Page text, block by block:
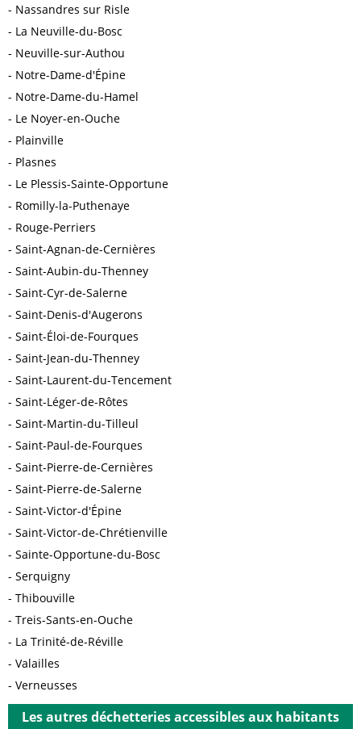
Nassandres sur Risle
La Neuville-du-Bosc
Neuville-sur-Authou
Notre-Dame-d'Épine
Notre-Dame-du-Hamel
Le Noyer-en-Ouche
Plainville
Plasnes
Le Plessis-Sainte-Opportune
Romilly-la-Puthenaye
Rouge-Perriers
Saint-Agnan-de-Cernières
Saint-Aubin-du-Thenney
Saint-Cyr-de-Salerne
Saint-Denis-d'Augerons
Saint-Éloi-de-Fourques
Saint-Jean-du-Thenney
Saint-Laurent-du-Tencement
Saint-Léger-de-Rôtes
Saint-Martin-du-Tilleul
Saint-Paul-de-Fourques
Saint-Pierre-de-Cernières
Saint-Pierre-de-Salerne
Saint-Victor-d'Épine
Saint-Victor-de-Chrétienville
Sainte-Opportune-du-Bosc
Serquigny
Thibouville
Treis-Sants-en-Ouche
La Trinité-de-Réville
Valailles
Verneusses
Les autres déchetteries accessibles aux habitants